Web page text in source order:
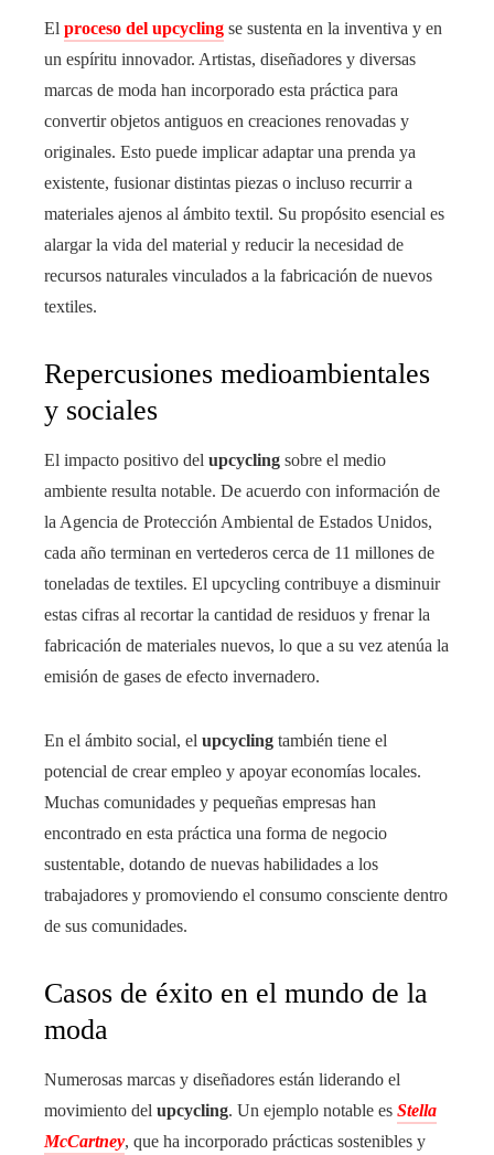
El proceso del upcycling se sustenta en la inventiva y en
un espíritu innovador. Artistas, diseñadores y diversas
marcas de moda han incorporado esta práctica para
convertir objetos antiguos en creaciones renovadas y
originales. Esto puede implicar adaptar una prenda ya
existente, fusionar distintas piezas o incluso recurrir a
materiales ajenos al ámbito textil. Su propósito esencial es
alargar la vida del material y reducir la necesidad de
recursos naturales vinculados a la fabricación de nuevos
textiles.
Repercusiones medioambientales
y sociales
El impacto positivo del upcycling sobre el medio
ambiente resulta notable. De acuerdo con información de
la Agencia de Protección Ambiental de Estados Unidos,
cada año terminan en vertederos cerca de 11 millones de
toneladas de textiles. El upcycling contribuye a disminuir
estas cifras al recortar la cantidad de residuos y frenar la
fabricación de materiales nuevos, lo que a su vez atenúa la
emisión de gases de efecto invernadero.
En el ámbito social, el upcycling también tiene el
potencial de crear empleo y apoyar economías locales.
Muchas comunidades y pequeñas empresas han
encontrado en esta práctica una forma de negocio
sustentable, dotando de nuevas habilidades a los
trabajadores y promoviendo el consumo consciente dentro
de sus comunidades.
Casos de éxito en el mundo de la
moda
Numerosas marcas y diseñadores están liderando el
movimiento del upcycling. Un ejemplo notable es Stella
McCartney, que ha incorporado prácticas sostenibles y